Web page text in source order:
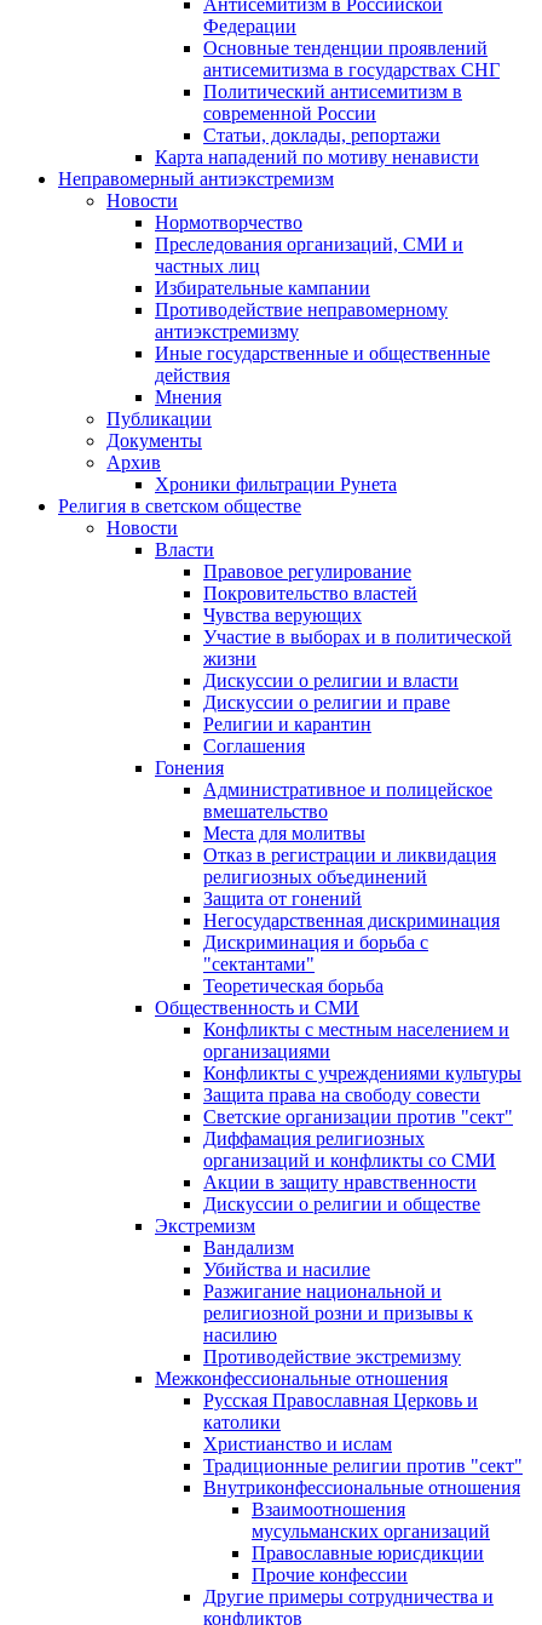
Антисемитизм в Российской
Федерации
Основные тенденции проявлений
антисемитизма в государствах СНГ
Политический антисемитизм в
современной России
Статьи, доклады, репортажи
Карта нападений по мотиву ненависти
Неправомерный антиэкстремизм
Новости
Нормотворчество
Преследования организаций, СМИ и
частных лиц
Избирательные кампании
Противодействие неправомерному
антиэкстремизму
Иные государственные и общественные
действия
Мнения
Публикации
Документы
Архив
Хроники фильтрации Рунета
Религия в светском обществе
Новости
Власти
Правовое регулирование
Покровительство властей
Чувства верующих
Участие в выборах и в политической
жизни
Дискуссии о религии и власти
Дискуссии о религии и праве
Религии и карантин
Соглашения
Гонения
Административное и полицейское
вмешательство
Места для молитвы
Отказ в регистрации и ликвидация
религиозных объединений
Защита от гонений
Негосударственная дискриминация
Дискриминация и борьба с
"сектантами"
Теоретическая борьба
Общественность и СМИ
Конфликты с местным населением и
организациями
Конфликты с учреждениями культуры
Защита права на свободу совести
Светские организации против "сект"
Диффамация религиозных
организаций и конфликты со СМИ
Акции в защиту нравственности
Дискуссии о религии и обществе
Экстремизм
Вандализм
Убийства и насилие
Разжигание национальной и
религиозной розни и призывы к
насилию
Противодействие экстремизму
Межконфессиональные отношения
Русская Православная Церковь и
католики
Христианство и ислам
Традиционные религии против "сект"
Внутриконфессиональные отношения
Взаимоотношения
мусульманских организаций
Православные юрисдикции
Прочие конфессии
Другие примеры сотрудничества и
конфликтов